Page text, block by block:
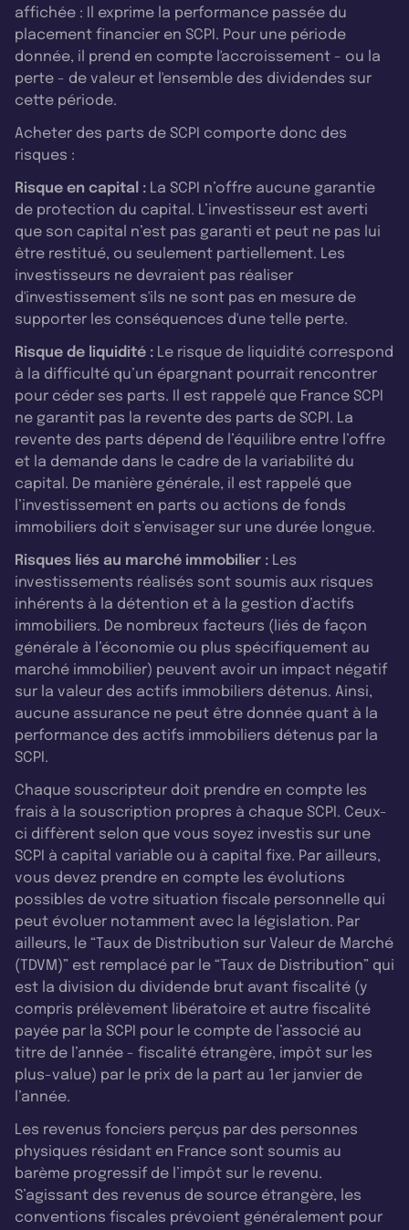
affichée : Il exprime la performance passée du
placement financier en SCPI. Pour une période
donnée, il prend en compte l'accroissement - ou la
perte - de valeur et l'ensemble des dividendes sur
cette période.
Acheter des parts de SCPI comporte donc des
risques :
Risque en capital : La SCPI n’offre aucune garantie
de protection du capital. L’investisseur est averti
que son capital n’est pas garanti et peut ne pas lui
être restitué, ou seulement partiellement. Les
investisseurs ne devraient pas réaliser
d'investissement s'ils ne sont pas en mesure de
supporter les conséquences d'une telle perte.
Risque de liquidité : Le risque de liquidité correspond
à la difficulté qu’un épargnant pourrait rencontrer
pour céder ses parts. Il est rappelé que France SCPI
ne garantit pas la revente des parts de SCPI. La
revente des parts dépend de l’équilibre entre l’offre
et la demande dans le cadre de la variabilité du
capital. De manière générale, il est rappelé que
l’investissement en parts ou actions de fonds
immobiliers doit s’envisager sur une durée longue.
Risques liés au marché immobilier : Les
investissements réalisés sont soumis aux risques
inhérents à la détention et à la gestion d’actifs
immobiliers. De nombreux facteurs (liés de façon
générale à l’économie ou plus spécifiquement au
marché immobilier) peuvent avoir un impact négatif
sur la valeur des actifs immobiliers détenus. Ainsi,
aucune assurance ne peut être donnée quant à la
performance des actifs immobiliers détenus par la
SCPI.
Chaque souscripteur doit prendre en compte les
frais à la souscription propres à chaque SCPI. Ceux-
ci diffèrent selon que vous soyez investis sur une
SCPI à capital variable ou à capital fixe. Par ailleurs,
vous devez prendre en compte les évolutions
possibles de votre situation fiscale personnelle qui
peut évoluer notamment avec la législation. Par
ailleurs, le “Taux de Distribution sur Valeur de Marché
(TDVM)” est remplacé par le “Taux de Distribution” qui
est la division du dividende brut avant fiscalité (y
compris prélèvement libératoire et autre fiscalité
payée par la SCPI pour le compte de l’associé au
titre de l’année - fiscalité étrangère, impôt sur les
plus-value) par le prix de la part au 1er janvier de
l’année.
Les revenus fonciers perçus par des personnes
physiques résidant en France sont soumis au
barème progressif de l’impôt sur le revenu.
S’agissant des revenus de source étrangère, les
conventions fiscales prévoient généralement pour